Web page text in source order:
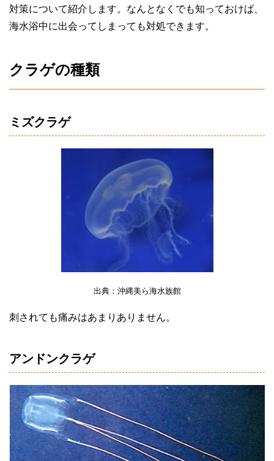
対策について紹介します。なんとなくでも知っておけば、
海水浴中に出会ってしまっても対処できます。
クラゲの種類
ミズクラゲ
出典：沖縄美ら海水族館
刺されても痛みはあまりありません。
アンドンクラゲ